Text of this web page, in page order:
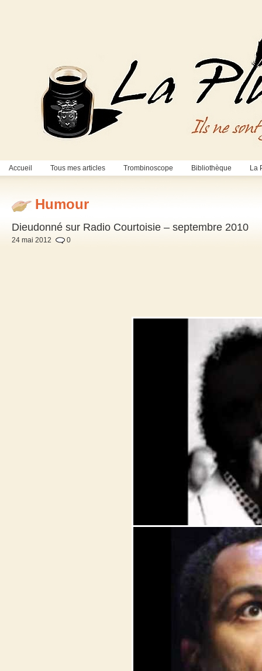
Accueil Tous mes articles Trombinoscope Bibliothèque La
Humour
Dieudonné sur Radio Courtoisie – septembre 2010
24 mai 2012 0